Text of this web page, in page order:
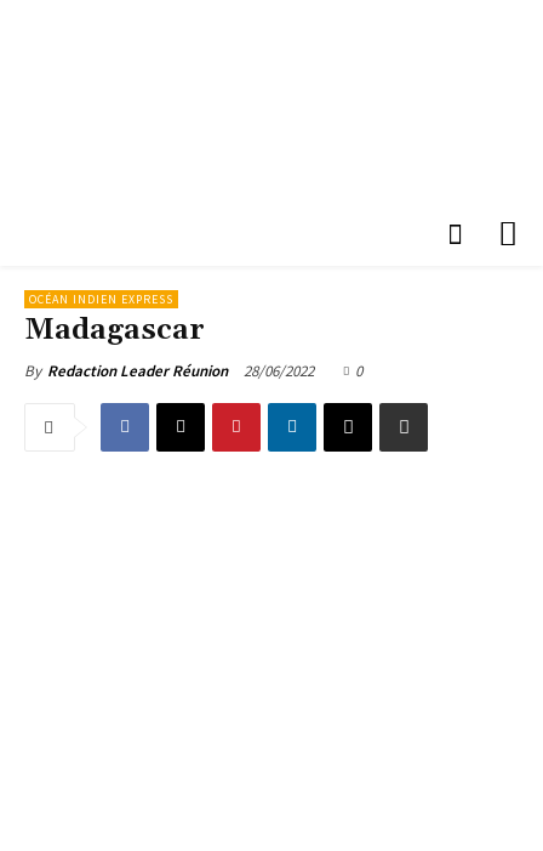
OCÉAN INDIEN EXPRESS
Madagascar
By Redaction Leader Réunion 28/06/2022 0